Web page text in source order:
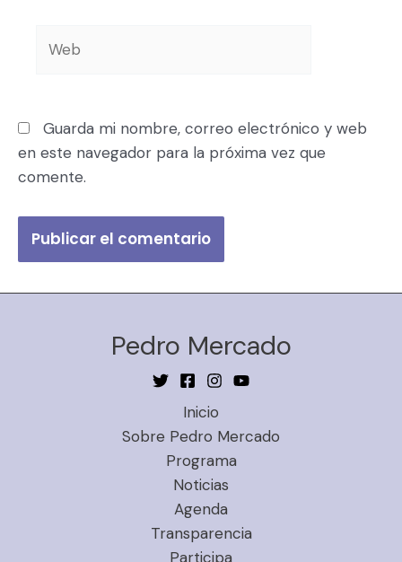
Guarda mi nombre, correo electrónico y web
en este navegador para la próxima vez que
comente.
Pedro Mercado
Inicio
Sobre Pedro Mercado
Programa
Noticias
Agenda
Transparencia
Participa